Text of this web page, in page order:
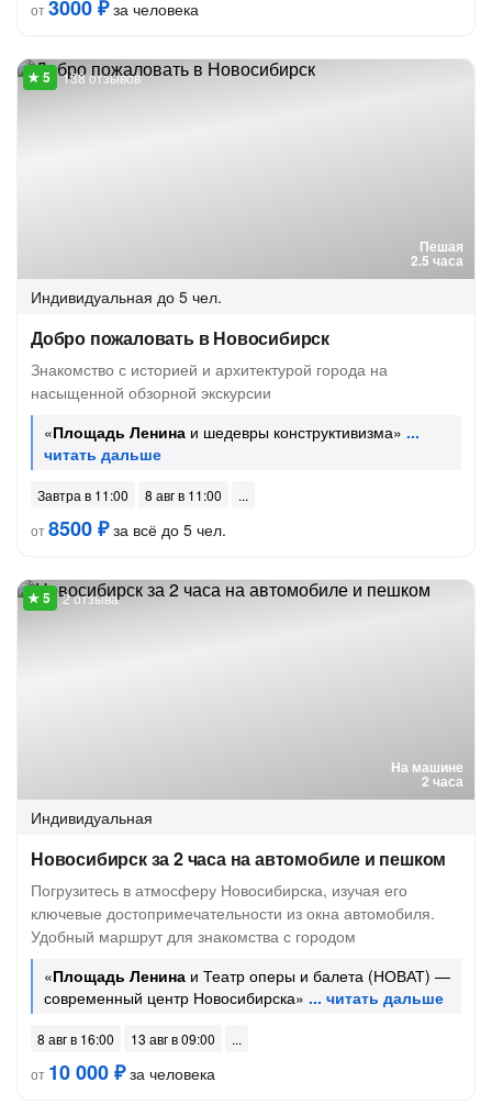
от3000 ₽за человека
Пешая
2.5 часа
138 отзывов
Индивидуальная до 5 чел.
Добро пожаловать в Новосибирск
Знакомство с историей и архитектурой города на
насыщенной обзорной экскурсии
«Площадь Ленина и шедевры конструктивизма»
Завтра в 11:00
8 авг в 11:00
от8500 ₽за всё до 5 чел.
На машине
2 часа
2 отзыва
Индивидуальная
Новосибирск за 2 часа на автомобиле и пешком
Погрузитесь в атмосферу Новосибирска, изучая его
ключевые достопримечательности из окна автомобиля.
Удобный маршрут для знакомства с городом
«Площадь Ленина и Театр оперы и балета (НОВАТ) —
современный центр Новосибирска»
8 авг в 16:00
13 авг в 09:00
от 10 000 ₽за человека